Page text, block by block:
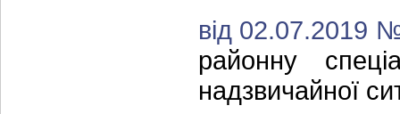
від 02.07.2019
районну
надзвичайної